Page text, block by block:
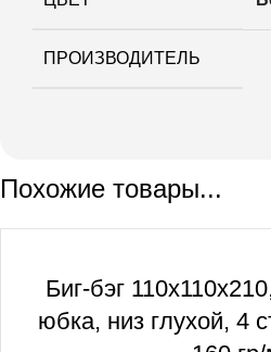
ПРОИЗВОДИТЕЛЬ
Похожие товары...
Биг-бэг
юбка, низ глухой, 4